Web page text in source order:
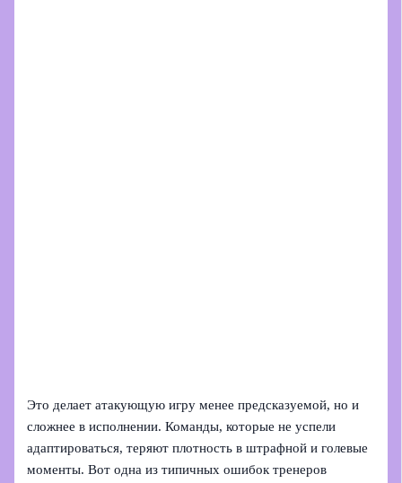
Это делает атакующую игру менее предсказуемой, но и
сложнее в исполнении. Команды, которые не успели
адаптироваться, теряют плотность в штрафной и голевые
моменты. Вот одна из типичных ошибок тренеров